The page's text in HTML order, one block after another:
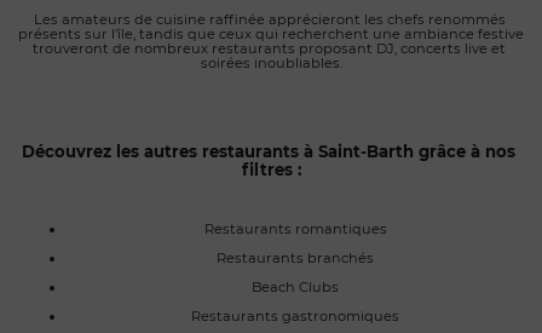
Les amateurs de cuisine raffinée apprécieront les chefs renommés
présents sur l'île, tandis que ceux qui recherchent une ambiance festive
trouveront de nombreux restaurants proposant DJ, concerts live et
soirées inoubliables.
Découvrez les autres restaurants à Saint-Barth grâce à nos
filtres :
Restaurants romantiques
Restaurants branchés
Beach Clubs
Restaurants gastronomiques